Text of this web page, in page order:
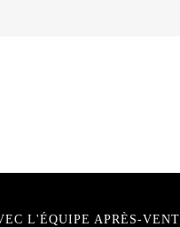
L'ÉQUIPE APRÈS-